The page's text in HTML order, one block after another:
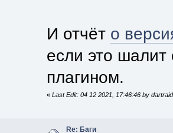
И отчёт о
если это шалит
плагином.
«Last Edit: 04 12 2021, 17:46:46 by
Re: Баги